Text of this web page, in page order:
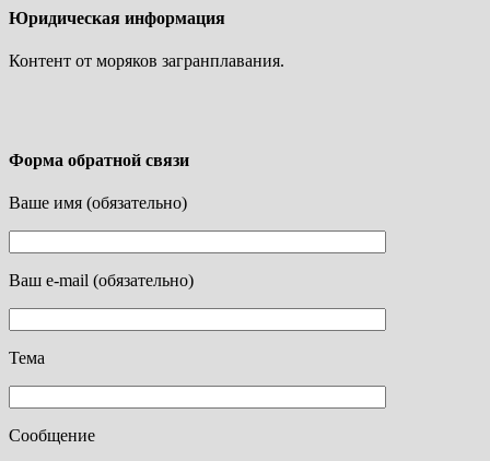
Юридическая информация
Контент от моряков загранплавания.
Форма обратной связи
Ваше имя (обязательно)
Ваш e-mail (обязательно)
Тема
Сообщение